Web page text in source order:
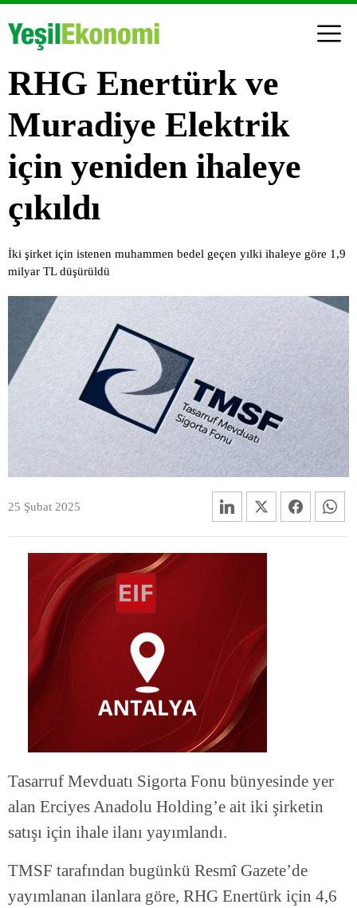
RHG Enertürk ve
Muradiye Elektrik
için yeniden ihaleye
çıkıldı
İki şirket için istenen muhammen bedel geçen yılki ihaleye göre 1,9
milyar TL düşürüldü
25 Şubat 2025
Tasarruf Mevduatı Sigorta Fonu bünyesinde yer
alan Erciyes Anadolu Holding’e ait iki şirketin
satışı için ihale ilanı yayımlandı.
TMSF tarafından bugünkü Resmî Gazete’de
yayımlanan ilanlara göre, RHG Enertürk için 4,6